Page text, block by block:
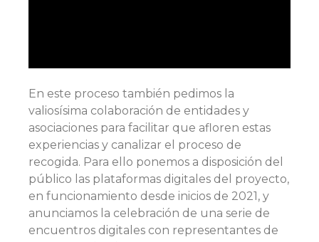
En este proceso también pedimos la
valiosísima colaboración de entidades y
asociaciones para facilitar que afloren estas
experiencias y canalizar el proceso de
recogida. Para ello ponemos a disposición del
público las plataformas digitales del proyecto,
en funcionamiento desde inicios de 2021, y
anunciamos la celebración de una serie de
encuentros digitales con representantes de